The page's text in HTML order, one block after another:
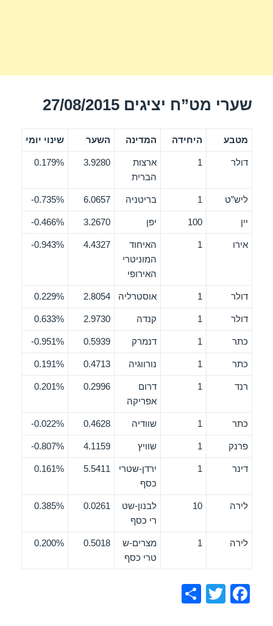
שערי מט”ח יציגים 27/08/2015
מטבע היחידה המדינה השער שינוי יומי
דולר 1
ארצות
הברית
3.9280
0.179%
ליש”ט 1 בריטניה 6.0657
0.735%-
יין 100 יפן 3.2670
0.466%-
אירו 1
האיחוד
המוניטרי
האירופי
4.4327
0.943%-
דולר 1 אוסטרליה 2.8054
0.229%
דולר 1 קנדה 2.9730
0.633%
כתר 1 דנמרק 0.5939
0.951%-
כתר 1 נורווגיה 0.4713
0.191%
רנד 1
דרום
אפריקה
0.2996
0.201%
כתר 1 שוודיה 0.4628
0.022%-
פרנק 1 שוויץ 4.1159
0.807%-
דינר 1
ירדן-שטרי
כסף
5.5411
0.161%
לירה 10
לבנון-שט
רי כסף
0.0261
0.385%
לירה 1
מצרים-ש
טרי כסף
0.5018
0.200%
F
T